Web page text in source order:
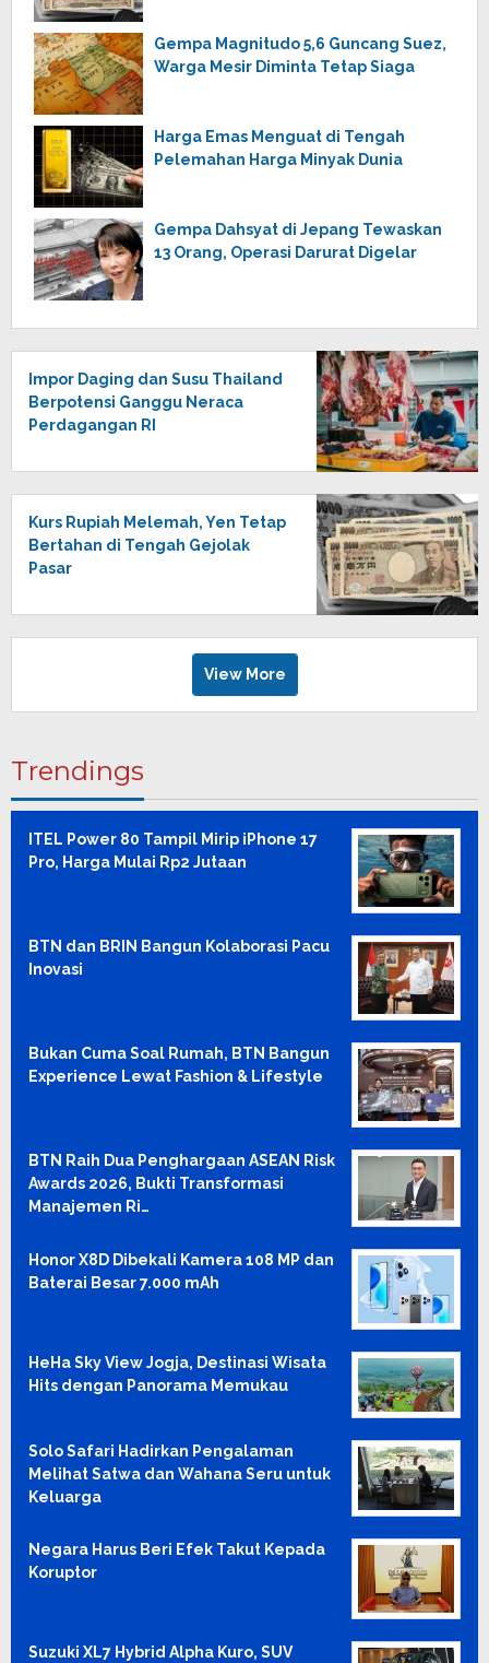
Gempa Magnitudo 5,6 Guncang Suez,
Warga Mesir Diminta Tetap Siaga
Harga Emas Menguat di Tengah
Pelemahan Harga Minyak Dunia
Gempa Dahsyat di Jepang Tewaskan
13 Orang, Operasi Darurat Digelar
Impor Daging dan Susu Thailand
Berpotensi Ganggu Neraca
Perdagangan RI
Kurs Rupiah Melemah, Yen Tetap
Bertahan di Tengah Gejolak
Pasar
View More
Trendings
ITEL Power 80 Tampil Mirip iPhone 17
Pro, Harga Mulai Rp2 Jutaan
BTN dan BRIN Bangun Kolaborasi Pacu
Inovasi
Bukan Cuma Soal Rumah, BTN Bangun
Experience Lewat Fashion & Lifestyle
BTN Raih Dua Penghargaan ASEAN Risk
Awards 2026, Bukti Transformasi
Manajemen Ri…
Honor X8D Dibekali Kamera 108 MP dan
Baterai Besar 7.000 mAh
HeHa Sky View Jogja, Destinasi Wisata
Hits dengan Panorama Memukau
Solo Safari Hadirkan Pengalaman
Melihat Satwa dan Wahana Seru untuk
Keluarga
Negara Harus Beri Efek Takut Kepada
Koruptor
Suzuki XL7 Hybrid Alpha Kuro, SUV